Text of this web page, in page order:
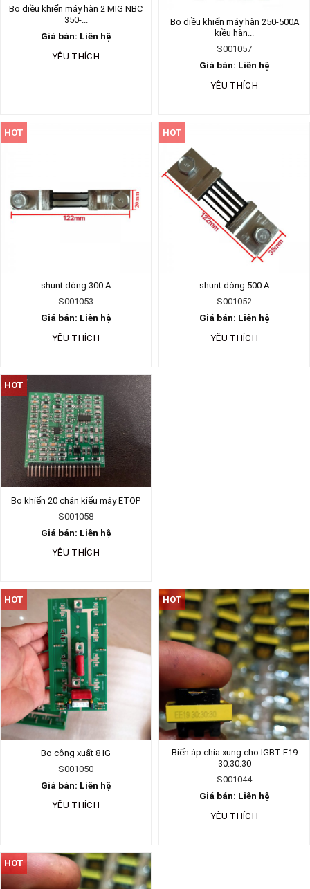
Bo điều khiển máy hàn 2 MIG NBC
350-...
Giá bán: Liên hệ
YÊU THÍCH
Bo điều khiển máy hàn 250-500A
kiều hàn...
S001057
Giá bán: Liên hệ
YÊU THÍCH
HOT
shunt dòng 300 A
S001053
Giá bán: Liên hệ
YÊU THÍCH
HOT
shunt dòng 500 A
S001052
Giá bán: Liên hệ
YÊU THÍCH
HOT
Bo khiển 20 chân kiểu máy ETOP
S001058
Giá bán: Liên hệ
YÊU THÍCH
HOT
Bo công xuất 8 IG
S001050
Giá bán: Liên hệ
YÊU THÍCH
HOT
Biến áp chia xung cho IGBT E19
30:30:30
S001044
Giá bán: Liên hệ
YÊU THÍCH
HOT